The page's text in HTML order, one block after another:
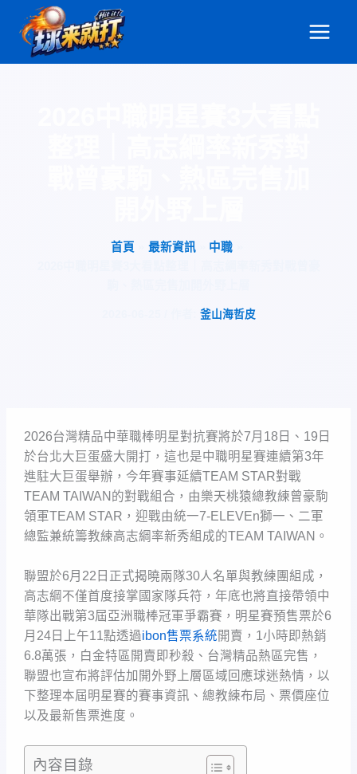
首頁 最新資訊
中職
釜山海哲皮
2026台灣精品中華職棒明星對抗賽將於7月18日、19日
於台北大巨蛋盛大開打，這也是中職明星賽連續第3年
進駐大巨蛋舉辦，今年賽事延續TEAM STAR對戰
TEAM TAIWAN的對戰組合，由樂天桃猿總教練曾豪駒
領軍TEAM STAR，迎戰由統一7-ELEVEn獅一、二軍
總監兼統籌教練高志綱率新秀組成的TEAM TAIWAN。
聯盟於6月22日正式揭曉兩隊30人名單與教練團組成，
高志綱不僅首度接掌國家隊兵符，年底也將直接帶領中
華隊出戰第3屆亞洲職棒冠軍爭霸賽，明星賽預售票於6
月24日上午11點透過ibon售票系統開賣，1小時即熱銷
6.8萬張，白金特區開賣即秒殺、台灣精品熱區完售，
聯盟也宣布將評估加開外野上層區域回應球迷熱情，以
下整理本屆明星賽的賽事資訊、總教練布局、票價座位
以及最新售票進度。
內容目錄